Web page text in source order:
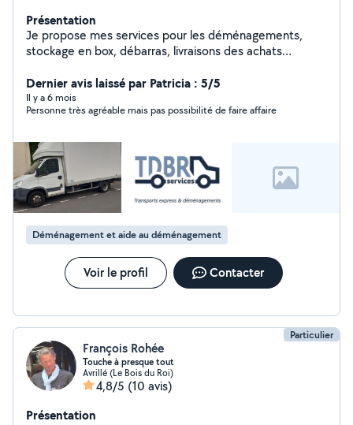
Présentation
Je propose mes services pour les déménagements,
stockage en box, débarras, livraisons des achats
déchetterie.Possibilité de montage du mobilier selon
disponibilités. Capacité professionnelle transport de
marchandises à l'appui !
Dernier avis laissé par Patricia : 5/5
Il y a 6 mois
Personne très agréable mais pas possibilité de faire affaire
Déménagement et aide au déménagement
Voir le profil Contacter
Particulier
François Rohée
Touche à presque tout
Avrillé (Le Bois du Roi)
4,8/5 (10 avis)
Présentation